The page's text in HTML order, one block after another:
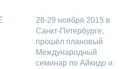
28-29 ноября 2015 в
Санкт-Петербурге,
прошёл плановый
Международный
семинар по Айкидо и